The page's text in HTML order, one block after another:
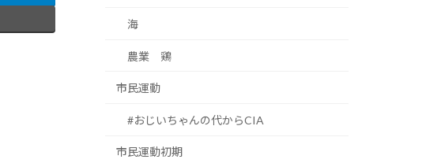
海
農業 鶏
市民運動
#おじいちゃんの代からCIA
市民運動初期